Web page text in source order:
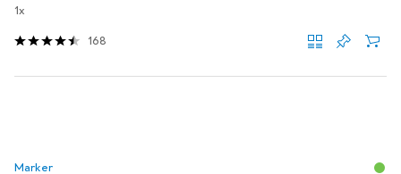
1x
168
Marker